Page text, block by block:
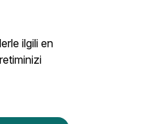
ilgili en